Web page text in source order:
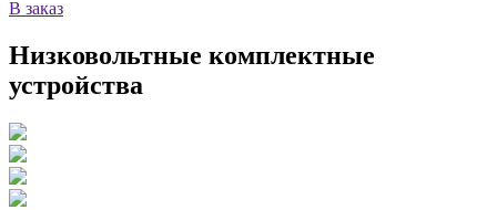
В заказ
Низковольтные комплектные
устройства